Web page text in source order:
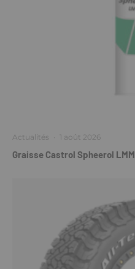
Actualités · 1 août 2026
Graisse Castrol Spheerol LMM